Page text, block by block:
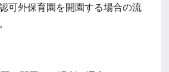
可外保育園を開園する場合の流